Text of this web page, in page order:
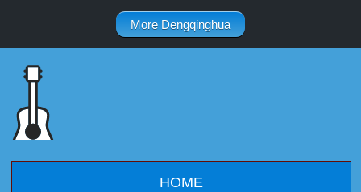
More Dengqinghua
HOME